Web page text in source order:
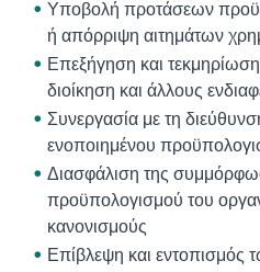
Υποβολή προτάσεων
ή απόρριψη αιτημάτων
Επεξήγηση και
διοίκηση και άλλους
Συνεργασία με τη
ενοποιημένου
Διασφάλιση της
προϋπολογισμού του
κανονισμούς
Επίβλεψη και